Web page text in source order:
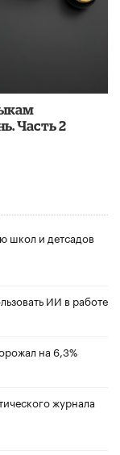
Часть 2
школ и детсадов
ИИ в работе
на 6,3%
журнала